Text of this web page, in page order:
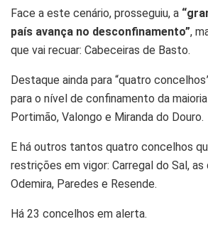
Face a este cenário, prosseguiu, a
país avança no desconfinamento”,
que vai recuar: Cabeceiras de Basto.
Destaque ainda para “quatro
para o nível de confinamento da
Portimão, Valongo e Miranda do Douro.
E há outros tantos quatro concelhos
restrições em vigor: Carregal do Sal,
Odemira, Paredes e Resende.
Há 23 concelhos em alerta.